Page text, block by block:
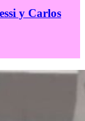
y Carlos